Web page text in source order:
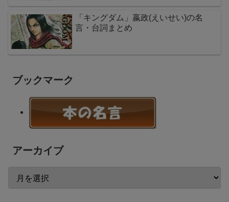
「キングダム」嬴政(えいせい)の名
言・台詞まとめ
ブックマーク
アーカイブ